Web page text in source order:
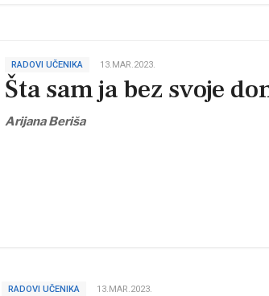
RADOVI UČENIKA 13.MAR.2023.
Šta sam ja bez svoje
Arijana Beriša
RADOVI UČENIKA 13.MAR.2023.